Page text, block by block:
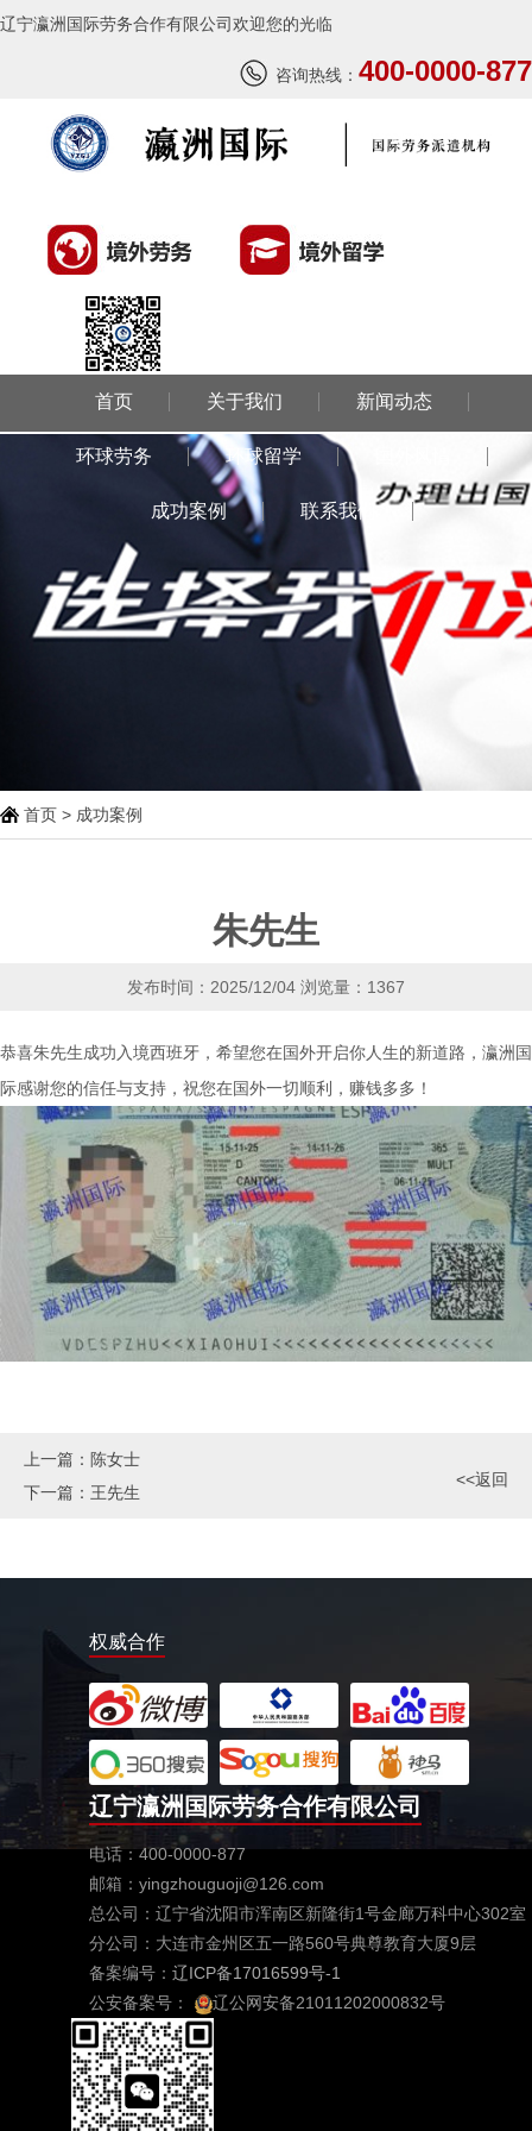
辽宁瀛洲国际劳务合作有限公司欢迎您的光临
咨询热线： 400-0000-877
首页 关于我们 新闻动态
环球劳务 环球留学
成功案例 联系我们
首页 > 成功案例
朱先生
发布时间：2025/12/04 浏览量：1367
恭喜朱先生成功入境西班牙，希望您在国外开启你人生的新道路，瀛洲国
际感谢您的信任与支持，祝您在国外一切顺利，赚钱多多！
上一篇： 陈女士
下一篇： 王先生
<<返回
权威合作
辽宁瀛洲国际劳务合作有限公司
电话：400-0000-877
邮箱：yingzhouguoji@126.com
总公司：辽宁省沈阳市浑南区新隆街1号金廊万科中心302室
分公司：大连市金州区五一路560号典尊教育大厦9层
备案编号： 辽ICP备17016599号-1
公安备案号：
辽公网安备21011202000832号